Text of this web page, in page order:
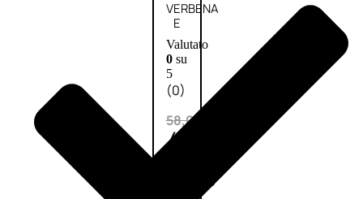
VERBENA
E
Valutato
0su
5
(0)
58,00
43,50
ESAURITO